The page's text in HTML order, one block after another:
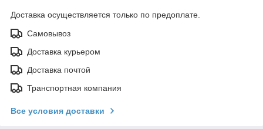
Доставка осуществляется только по предоплате.
Самовывоз
Доставка курьером
Доставка почтой
Транспортная компания
Все условия доставки